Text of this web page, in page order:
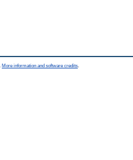
More information and software credits